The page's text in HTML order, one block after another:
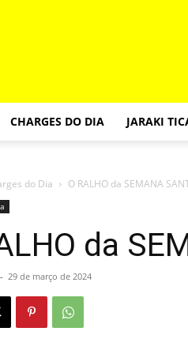
CHARGES DO DIA JARAKI
do Dia O RALHO da SEMANA
da
- 29 de março de 2024